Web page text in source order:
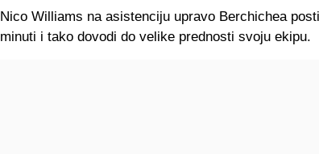
Nico Williams na asistenciju upravo Berchichea
minuti i tako dovodi do velike prednosti svoju ekipu.